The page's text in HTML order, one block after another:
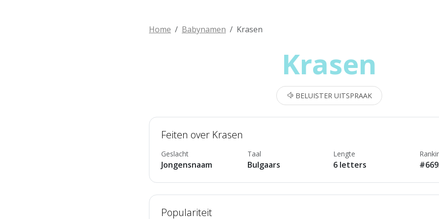
Home Babynamen Krasen
Krasen
BELUISTER UITSPRAAK
Feiten over Krasen
Geslacht
Jongensnaam
Taal
Bulgaars
Lengte
6 letters
Populariteit